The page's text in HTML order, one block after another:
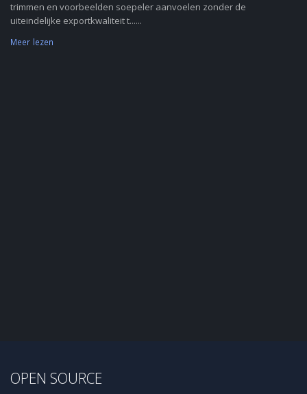
trimmen en voorbeelden soepeler aanvoelen zonder de
uiteindelijke exportkwaliteit t......
Meer lezen
OPEN SOURCE